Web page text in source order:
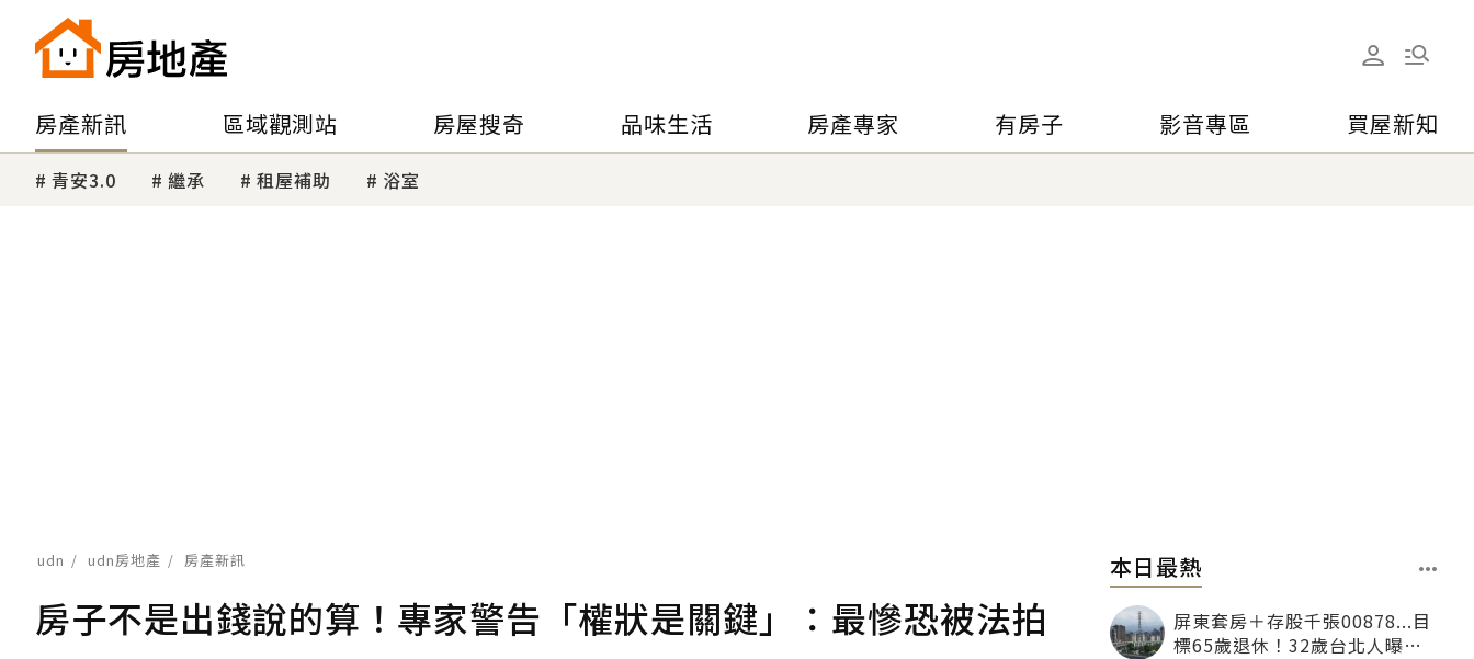
房產新訊 區域觀測站 房屋搜奇 品味生活 房產專家 有房子 影音專區 買屋新知
青安3.0 繼承 租屋補助 浴室
udn udn房地產 房產新訊
房子不是出錢說的算！專家警告「權狀是關鍵」：最慘恐被法拍
本日最熱
屏東套房＋存股千張00878...目
標65歲退休！32歲台北人曝：